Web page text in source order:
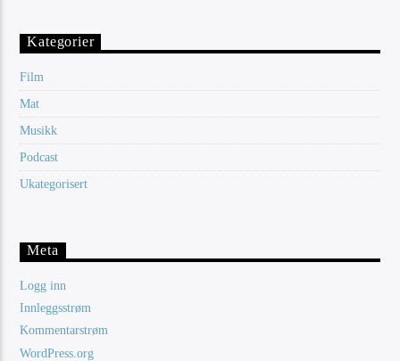
Kategorier
Film
Mat
Musikk
Podcast
Ukategorisert
Meta
Logg inn
Innleggsstrøm
Kommentarstrøm
WordPress.org